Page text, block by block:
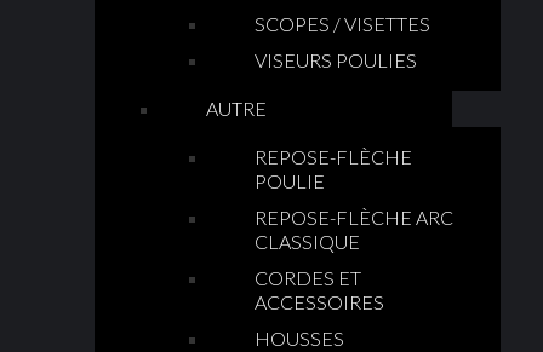
SCOPES / VISETTES
VISEURS POULIES
AUTRE
REPOSE-FLÈCHE
POULIE
REPOSE-FLÈCHE ARC
CLASSIQUE
CORDES ET
ACCESSOIRES
HOUSSES